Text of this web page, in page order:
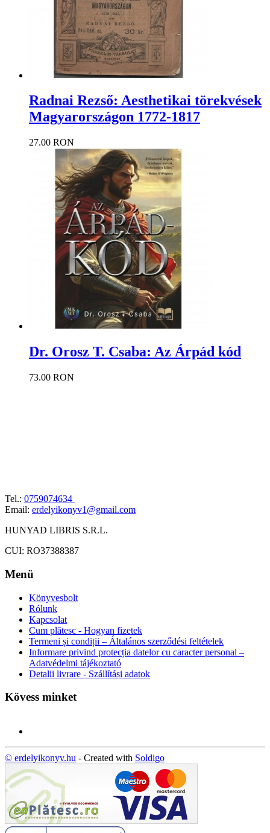
Radnai Rezső: Aesthetikai törekvések
Magyarországon 1772-1817
27.00 RON
Dr. Orosz T. Csaba: Az Árpád kód
73.00 RON
Tel.: 0759074634
Email: erdelyikonyv1@gmail.com
HUNYAD LIBRIS S.R.L.
CUI: RO37388387
Menü
Könyvesbolt
Rólunk
Kapcsolat
Cum plătesc - Hogyan fizetek
Termeni și condiții – Általános szerződési feltételek
Informare privind protecția datelor cu caracter personal –
Adatvédelmi tájékoztató
Detalii livrare - Szállítási adatok
Kövess minket
© erdelyikonyv.hu - Created with Soldigo